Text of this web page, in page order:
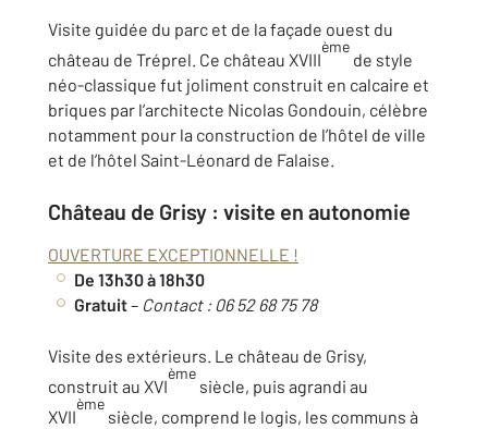
Visite guidée du parc et de la façade ouest du
château de Tréprel. Ce château XVIII
ème
de style
néo-classique fut joliment construit en calcaire et
briques par l’architecte Nicolas Gondouin, célèbre
notamment pour la construction de l’hôtel de ville
et de l’hôtel Saint-Léonard de Falaise.
Château de Grisy : visite en autonomie
OUVERTURE EXCEPTIONNELLE !
De 13h30 à 18h30
Gratuit– Contact : 06 52 68 75 78
Visite des extérieurs. Le château de Grisy,
construit au XVI
ème
siècle, puis agrandi au
XVII
ème
siècle, comprend le logis, les communs à